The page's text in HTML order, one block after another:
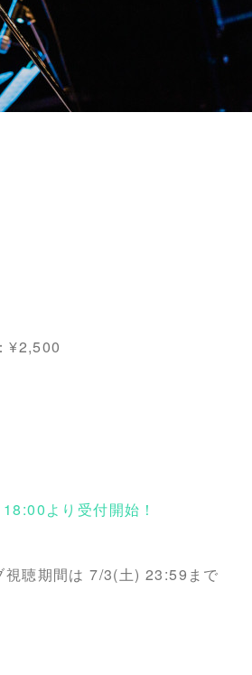
¥2,500
より受付開始！
聴期間は 7/3(土) 23:59まで